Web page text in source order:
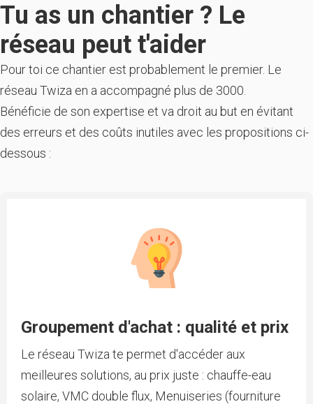
Tu as un chantier ? Le
réseau peut t'aider
Pour toi ce chantier est probablement le premier. Le
réseau Twiza en a accompagné plus de 3000.
Bénéficie de son expertise et va droit au but en évitant
des erreurs et des coûts inutiles avec les propositions ci-
dessous :
Groupement d'achat : qualité et prix
Le réseau Twiza te permet d'accéder aux
meilleures solutions, au prix juste : chauffe-eau
solaire, VMC double flux, Menuiseries (fourniture